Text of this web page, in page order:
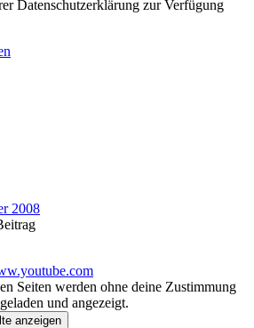
Datenschutzerklärung zur Verfügung
2008
Seiten werden ohne deine Zustimmung
und angezeigt.
anzeigen